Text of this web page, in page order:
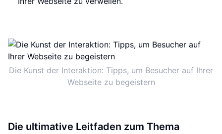
Die Kunst der Interaktion: Tipps, um Besucher auf Ihrer
Webseite zu begeistern
Die ultimative Leitfaden zum Thema